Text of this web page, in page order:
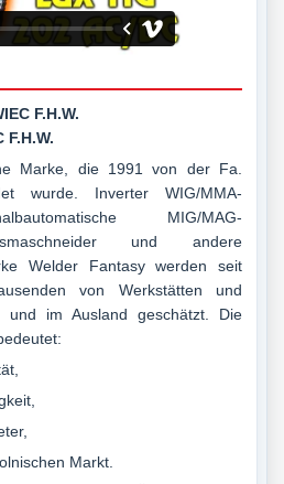
F.H.W.
F.H.W.
Marke, die 1991 von der Fa.
wurde. Inverter WIG/MMA-
MIG/MAG-
und andere
Welder Fantasy werden seit
von Werkstätten und
und im Ausland geschätzt. Die
Markt.